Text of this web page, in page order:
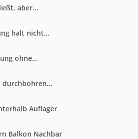
aber...
halt nicht...
ohne...
durchbohren...
Auflager
Balkon Nachbar